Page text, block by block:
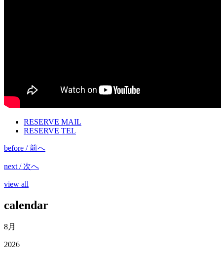
RESERVE MAIL
RESERVE TEL
before / 前へ
next / 次へ
view all
calendar
8月
2026